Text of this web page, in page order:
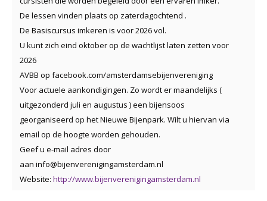
De lessen vinden plaats op zaterdagochtend .
De Basiscursus imkeren is voor 2026 vol.
U kunt zich eind oktober op de wachtlijst laten zetten voor
2026
AVBB op facebook.com/amsterdamsebijenvereniging
Voor actuele aankondigingen. Zo wordt er maandelijks (
uitgezonderd juli en augustus ) een bijensoos
georganiseerd op het Nieuwe Bijenpark. Wilt u hiervan via
email op de hoogte worden gehouden.
Geef u e-mail adres door
aan info@bijenverenigingamsterdam.nl
Website: http://www.bijenverenigingamsterdam.nl